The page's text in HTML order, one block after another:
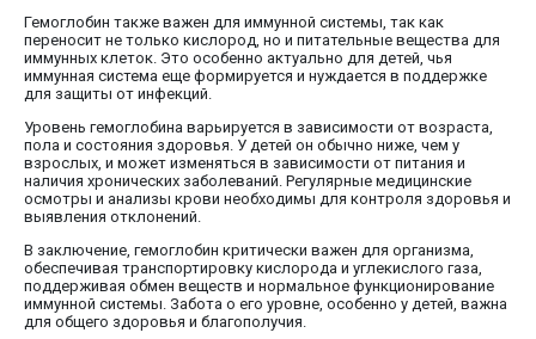
Гемоглобин также важен для иммунной системы, так как
переносит не только кислород, но и питательные вещества для
иммунных клеток. Это особенно актуально для детей, чья
иммунная система еще формируется и нуждается в поддержке
для защиты от инфекций.
Уровень гемоглобина варьируется в зависимости от возраста,
пола и состояния здоровья. У детей он обычно ниже, чем у
взрослых, и может изменяться в зависимости от питания и
наличия хронических заболеваний. Регулярные медицинские
осмотры и анализы крови необходимы для контроля здоровья и
выявления отклонений.
В заключение, гемоглобин критически важен для организма,
обеспечивая транспортировку кислорода и углекислого газа,
поддерживая обмен веществ и нормальное функционирование
иммунной системы. Забота о его уровне, особенно у детей, важна
для общего здоровья и благополучия.